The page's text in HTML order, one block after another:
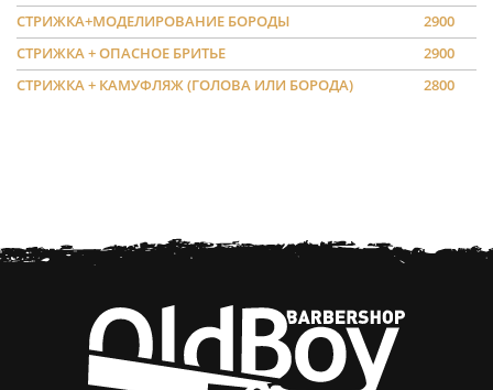
СТРИЖКА+МОДЕЛИРОВАНИЕ БОРОДЫ
2900
СТРИЖКА + ОПАСНОЕ БРИТЬЕ
2900
СТРИЖКА + КАМУФЛЯЖ (ГОЛОВА ИЛИ БОРОДА)
2800